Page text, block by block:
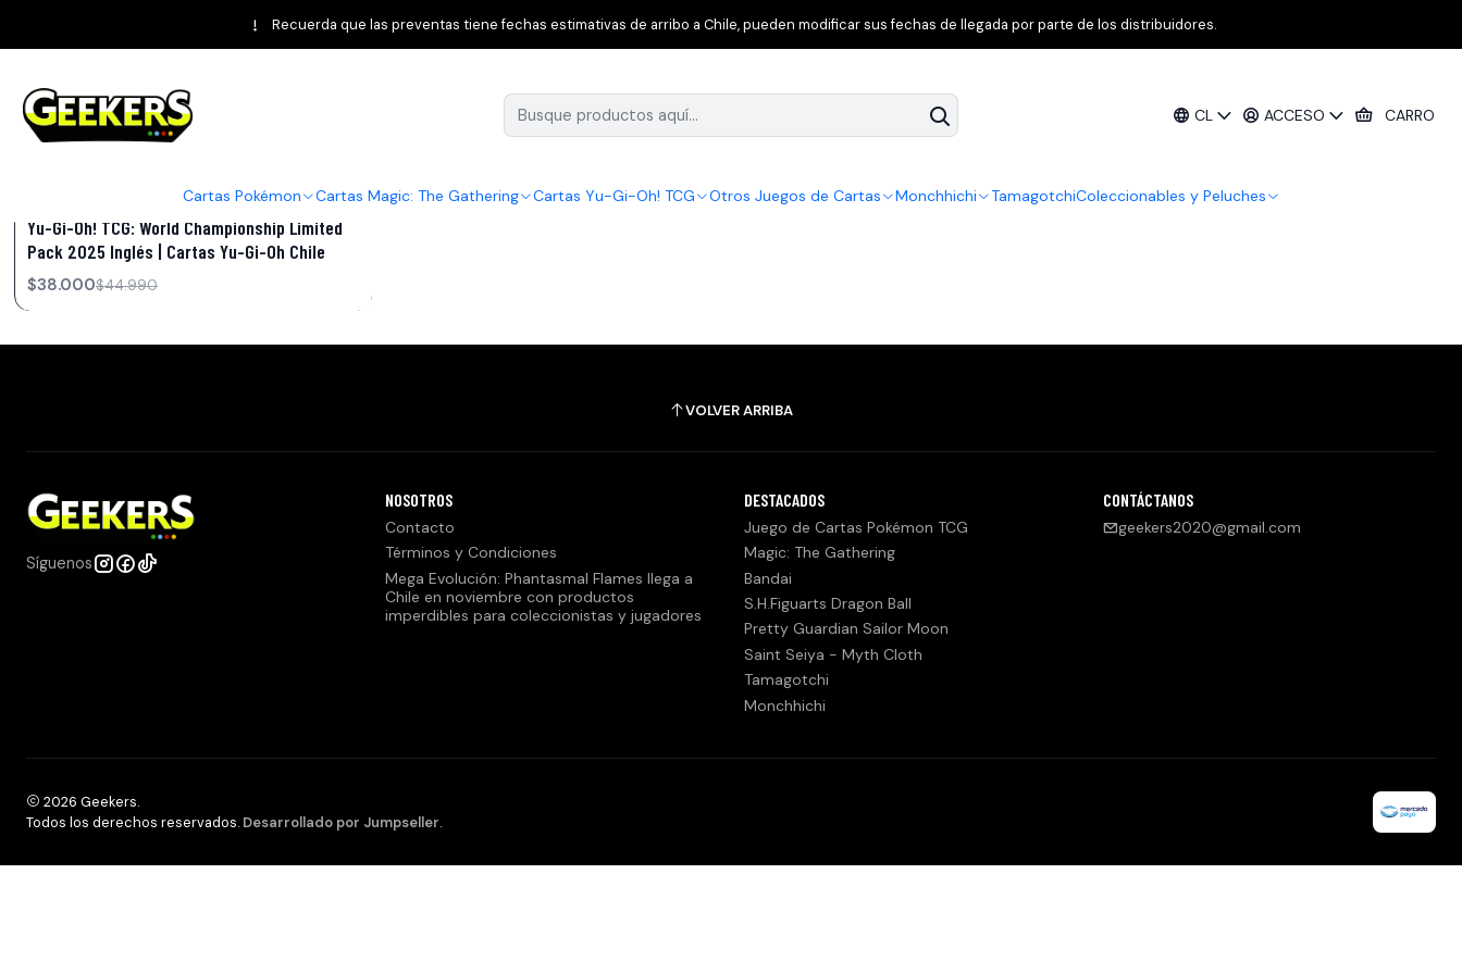
CL ACCESO CARRO
Cartas Pokémon Cartas Magic: The Gathering Cartas Yu-Gi-Oh! TCG Otros Juegos de Cartas Monchhichi TamagotchiColeccionables y Peluches
Recuerda que las preventas tiene fechas estimativas de arribo a Chile, pueden modificar sus fechas de llegada por parte de los distribuidores.
Inicio Yu-Gi-Oh! TCG World Championship Limited 2025
World Championship Limited 2025 Filtros
Yu-Gi-Oh! TCG: World Championship Limited
Pack 2025 Inglés | Cartas Yu-Gi-Oh Chile
$38.000$44.990
VOLVER ARRIBA
Síguenos
NOSOTROS
Contacto
Términos y Condiciones
Mega Evolución: Phantasmal Flames llega a
Chile en noviembre con productos
imperdibles para coleccionistas y jugadores
DESTACADOS
Juego de Cartas Pokémon TCG
Magic: The Gathering
Bandai
S.H.Figuarts Dragon Ball
Pretty Guardian Sailor Moon
Saint Seiya - Myth Cloth
Tamagotchi
Monchhichi
CONTÁCTANOS
geekers2020@gmail.com
2026 Geekers.
Todos los derechos reservados. Desarrollado por Jumpseller.